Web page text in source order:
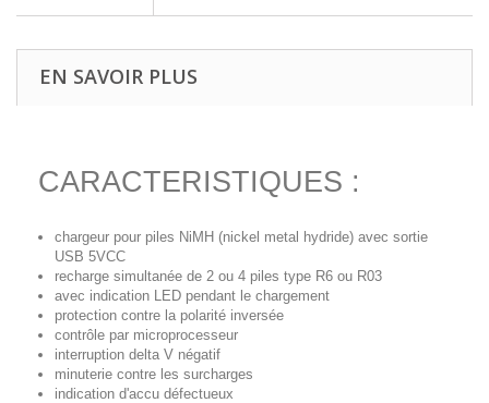
EN SAVOIR PLUS
CARACTERISTIQUES :
chargeur pour piles NiMH (nickel metal hydride) avec sortie
USB 5VCC
recharge simultanée de 2 ou 4 piles type R6 ou R03
avec indication LED pendant le chargement
protection contre la polarité inversée
contrôle par microprocesseur
interruption delta V négatif
minuterie contre les surcharges
indication d'accu défectueux